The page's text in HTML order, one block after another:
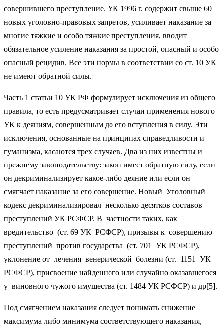
совершившего преступление. УК 1996 г. содержит свыше 60
новых уголовно-правовых запретов, усиливает наказание за
многие тяжкие и особо тяжкие преступления, вводит
обязательное усиление наказания за простой, опасный и особо
опасный рецидив. Все эти нормы в соответствии со ст. 10 УК
не имеют обратной силы.
Часть 1 статьи 10 УК РФ формулирует исключения из общего
правила, то есть предусматривает случаи применения нового
УК к деяниям, совершенным до его вступления в силу. Эти
исключения, основанные на принципах справедливости и
гуманизма, касаются трех случаев. Два из них известны и
прежнему законодательству: закон имеет обратную силу, если
он декриминализирует какое-либо деяние или если он
смягчает наказание за его совершение. Новый Уголовный
кодекс декриминализировал несколько десятков составов
преступлений УК РСФСР. В частности таких, как
вредительство (ст. 69 УК РСФСР), призывы к совершению
преступлений против государства (ст. 701 УК РСФСР),
уклонение от лечения венерической болезни (ст. 1151 УК
РСФСР), присвоение найденного или случайно оказавшегося
у виновного чужого имущества (ст. 1484 УК РСФСР) и др[5].
Под смягчением наказания следует понимать снижение
максимума либо минимума соответствующего наказания,